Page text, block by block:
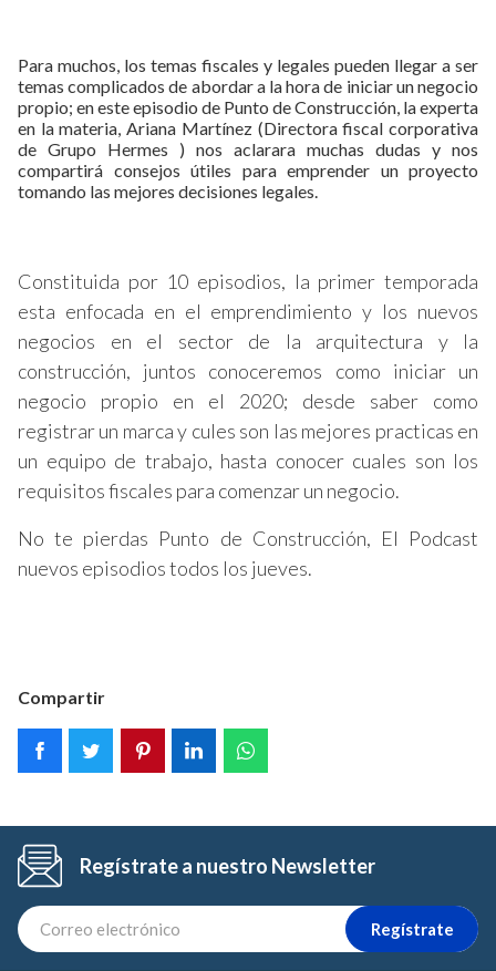
Para muchos, los temas fiscales y legales pueden llegar a ser
temas complicados de abordar a la hora de iniciar un negocio
propio; en este episodio de Punto de Construcción, la experta
en la materia, Ariana Martínez (Directora fiscal corporativa
de Grupo Hermes ) nos aclarara muchas dudas y nos
compartirá consejos útiles para emprender un proyecto
tomando las mejores decisiones legales.
Constituida por 10 episodios, la primer temporada
esta enfocada en el emprendimiento y los nuevos
negocios en el sector de la arquitectura y la
construcción, juntos conoceremos como iniciar un
negocio propio en el 2020; desde saber como
registrar un marca y cules son las mejores practicas en
un equipo de trabajo, hasta conocer cuales son los
requisitos fiscales para comenzar un negocio.
No te pierdas Punto de Construcción, El Podcast
nuevos episodios todos los jueves.
Compartir
Regístrate a nuestro Newsletter
Regístrate